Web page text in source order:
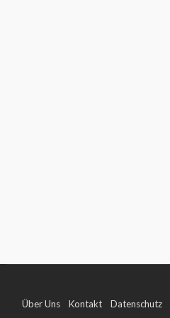
Über Uns Kontakt Datenschutz